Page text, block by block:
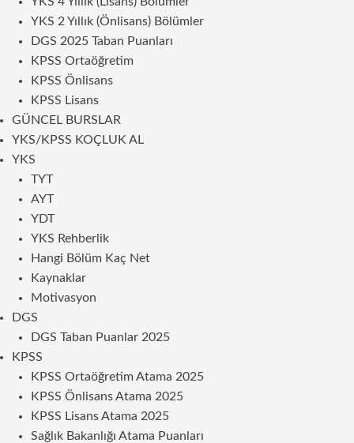
YKS 2 Yıllık (Önlisans) Bölümler
DGS 2025 Taban Puanları
KPSS Ortaöğretim
KPSS Önlisans
KPSS Lisans
GÜNCEL BURSLAR
YKS/KPSS KOÇLUK AL
YKS
TYT
AYT
YDT
YKS Rehberlik
Hangi Bölüm Kaç Net
Kaynaklar
Motivasyon
DGS
DGS Taban Puanlar 2025
KPSS
KPSS Ortaöğretim Atama 2025
KPSS Önlisans Atama 2025
KPSS Lisans Atama 2025
Sağlık Bakanlığı Atama Puanları